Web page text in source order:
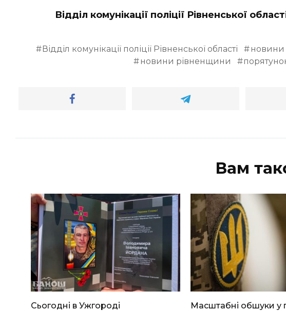
Відділ комунікації поліції Рівненської
Відділ комунікації поліції Рівненської області новини
новини рівненщини
Вам
Сьогодні в Ужгороді
Масштабні обшуки у